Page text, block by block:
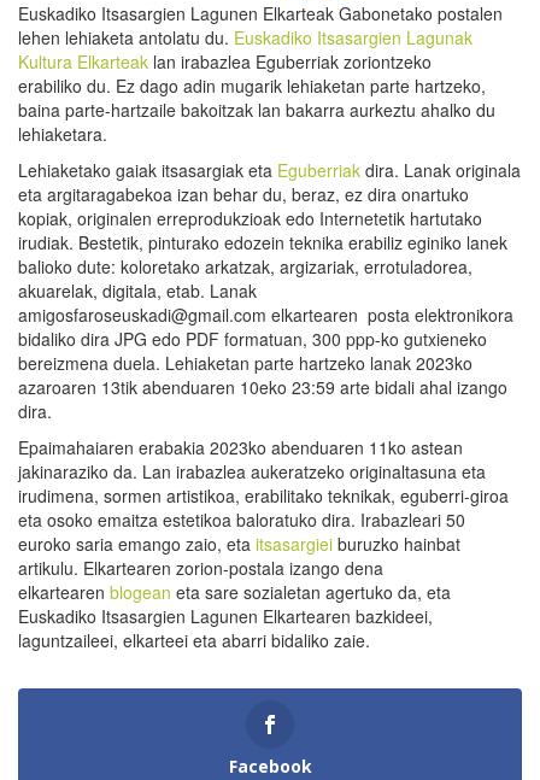
Euskadiko Itsasargien Lagunen Elkarteak Gabonetako postalen
lehen lehiaketa antolatu du. Euskadiko Itsasargien Lagunak
Kultura Elkarteak lan irabazlea Eguberriak zoriontzeko
erabiliko du. Ez dago adin mugarik lehiaketan parte hartzeko,
baina parte-hartzaile bakoitzak lan bakarra aurkeztu ahalko du
lehiaketara.
Lehiaketako gaiak itsasargiak eta Eguberriak dira. Lanak originala
eta argitaragabekoa izan behar du, beraz, ez dira onartuko
kopiak, originalen erreprodukzioak edo Internetetik hartutako
irudiak. Bestetik, pinturako edozein teknika erabiliz eginiko lanek
balioko dute: koloretako arkatzak, argizariak, errotuladorea,
akuarelak, digitala, etab. Lanak
amigosfaroseuskadi@gmail.com elkartearen posta elektronikora
bidaliko dira JPG edo PDF formatuan, 300 ppp-ko gutxieneko
bereizmena duela. Lehiaketan parte hartzeko lanak 2023ko
azaroaren 13tik abenduaren 10eko 23:59 arte bidali ahal izango
dira.
Epaimahaiaren erabakia 2023ko abenduaren 11ko astean
jakinaraziko da. Lan irabazlea aukeratzeko originaltasuna eta
irudimena, sormen artistikoa, erabilitako teknikak, eguberri-giroa
eta osoko emaitza estetikoa baloratuko dira. Irabazleari 50
euroko saria emango zaio, eta itsasargiei buruzko hainbat
artikulu. Elkartearen zorion-postala izango dena
elkartearen blogean eta sare sozialetan agertuko da, eta
Euskadiko Itsasargien Lagunen Elkartearen bazkideei,
laguntzaileei, elkarteei eta abarri bidaliko zaie.
Facebook